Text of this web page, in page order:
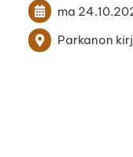
ma
Parkanon